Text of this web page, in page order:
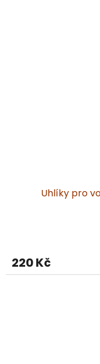
Uhlíky pro
220 Kč